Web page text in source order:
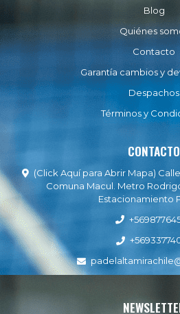
Blog
Quiénes
Contacto
Garantía cambios y
Despachos
Términos y
CONTACTO
(Click Aquí para Abrir Mapa)
Comuna Macul. Metro
Estacionamiento